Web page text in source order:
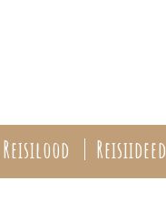
Reisilood Reisiideed